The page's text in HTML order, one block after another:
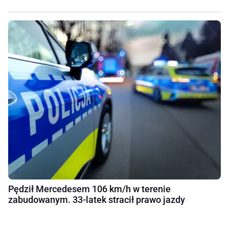
Pędził Mercedesem 106 km/h w terenie
zabudowanym. 33-latek stracił prawo jazdy